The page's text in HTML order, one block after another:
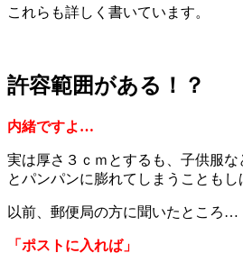
これらも詳しく書いています。
許容範囲がある！？
内緒ですよ…
実は厚さ３ｃｍとするも、子供服
とパンパンに膨れてしまうこともし
以前、郵便局の方に聞いたところ…
「ポストに入れば」